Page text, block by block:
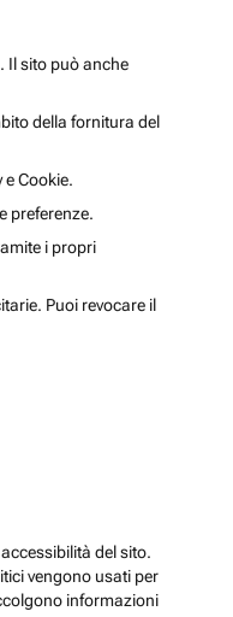
Il sito può anche
della fornitura del
Cookie.
preferenze.
i propri
Puoi revocare il
del sito.
vengono usati per
informazioni